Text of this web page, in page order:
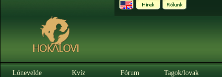
Lónevelde Kvíz Fórum Tagok/lovak